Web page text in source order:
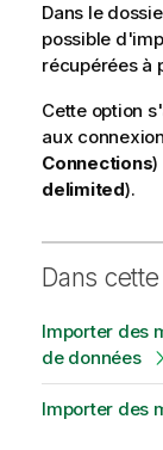
-
n
o
t
Dans le
possible
récupérées à
Cette option
aux
Connections)
delimited).
Dans
Importer des
de données
Importer des